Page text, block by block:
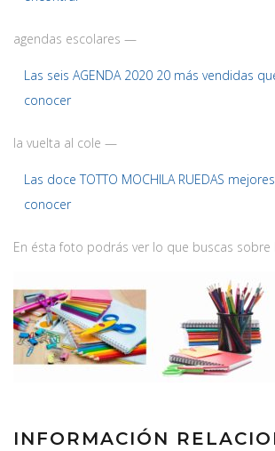
agendas escolares —
Las seis AGENDA 2020 20 más vendidas
conocer
la vuelta al cole —
Las doce TOTTO MOCHILA RUEDAS
conocer
En ésta foto podrás ver lo que buscas
INFORMACIÓN